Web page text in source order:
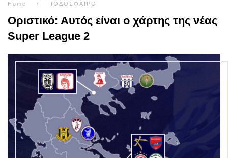
Home ΠΟΔΟΣΦΑΙΡΟ
Οριστικό: Αυτός είναι ο χάρτης της νέας
Super League 2